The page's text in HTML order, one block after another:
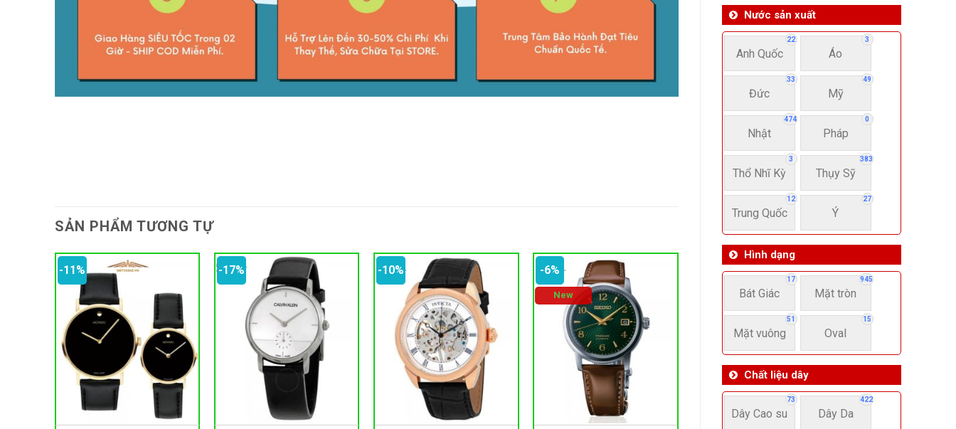
Nước sản xuất
22
Anh Quốc
3
Áo
33
Đức
49
Mỹ
474
Nhật
0
Pháp
3
Thổ Nhĩ Kỳ
383
Thụy Sỹ
12
Trung Quốc
27
Ý
Hình dạng
17
Bát Giác
945
Mặt tròn
51
Mặt vuông
15
Oval
Chất liệu dây
73
Dây Cao su
422
Dây Da
SẢN PHẨM TƯƠNG TỰ
-11% -17% -10% -6%
New